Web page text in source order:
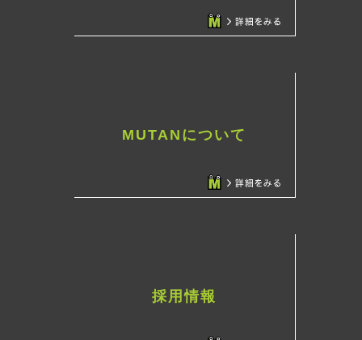
MUTANについて
採用情報